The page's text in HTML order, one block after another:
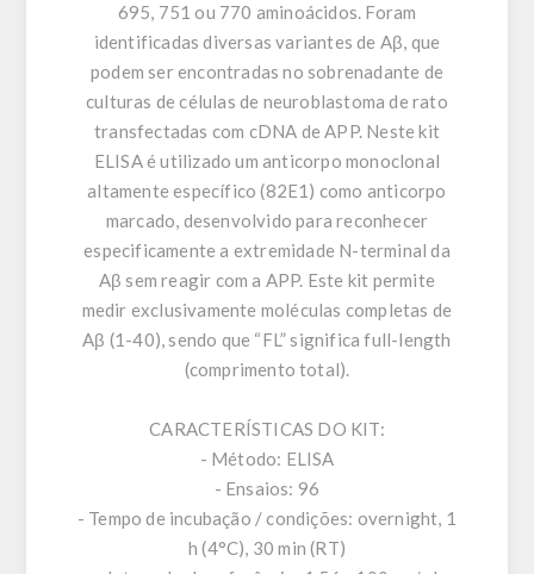
695, 751 ou 770 aminoácidos. Foram
identificadas diversas variantes de Aβ, que
podem ser encontradas no sobrenadante de
culturas de células de neuroblastoma de rato
transfectadas com cDNA de APP. Neste kit
ELISA é utilizado um anticorpo monoclonal
altamente específico (82E1) como anticorpo
marcado, desenvolvido para reconhecer
especificamente a extremidade N-terminal da
Aβ sem reagir com a APP. Este kit permite
medir exclusivamente moléculas completas de
Aβ (1-40), sendo que “FL” significa full-length
(comprimento total).
CARACTERÍSTICAS DO KIT:
- Método: ELISA
- Ensaios: 96
- Tempo de incubação / condições: overnight, 1
h (4°C), 30 min (RT)